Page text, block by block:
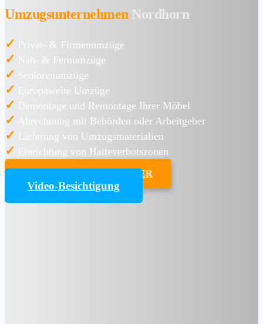
Umzugsunternehmen Nordhorn
✓ Privat- & Firmenumzüge
✓ Nah- & Fernumzüge
✓ Seniorenumzüge
✓ Europaweite Umzüge
✓ Demontage und Remontage Ihrer Möbel
✓ Abrechnung mit Behörden oder Arbeitgeber
✓ Lieferung von Umzugsmaterialien
✓ Einrichtung von Halteverbotszonen
UMZUGSKOSTENRECHNER
Video-Besichtigung